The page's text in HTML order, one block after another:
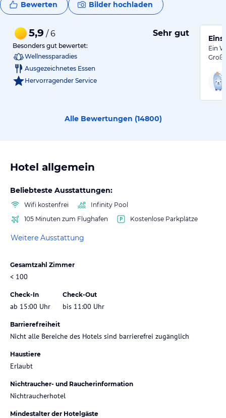
Bewerten Bilder hochladen
5,9 / 6 Sehr gut
Besonders gut bewertet:
Wellnessparadies
Ausgezeichnetes Essen
Hervorragender Service
Ein
Alle Bewertungen (14800)
Hotel allgemein
Beliebteste Ausstattungen:
Wifi kostenfrei
Infinity Pool
105 Minuten zum Flughafen
Kostenlose Parkplätze
Weitere Ausstattung
Gesamtzahl Zimmer
< 100
Check-In
ab 15:00 Uhr
Check-Out
bis 11:00 Uhr
Barrierefreiheit
Nicht alle Bereiche des Hotels sind barrierefrei zugänglich
Haustiere
Erlaubt
Nichtraucher- und Raucherinformation
Nichtraucherhotel
Mindestalter der Hotelgäste